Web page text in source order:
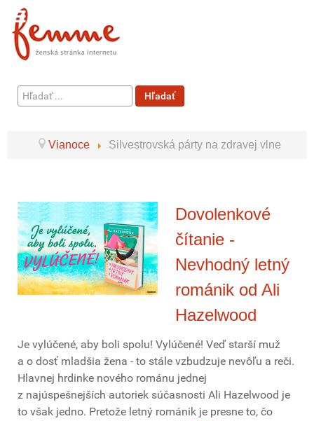
Hľadať
...
Hľadať
Vianoce Silvestrovská párty na zdravej vlne
Dovolenkové
čítanie -
Nevhodný letný
románik od Ali
Hazelwood
Je vylúčené, aby boli spolu! Vylúčené! Veď starší muž
a o dosť mladšia žena - to stále vzbudzuje nevôľu a reči.
Hlavnej hrdinke nového románu jednej
z najúspešnejších autoriek súčasnosti Ali Hazelwood je
to však jedno. Pretože letný románik je presne to, čo